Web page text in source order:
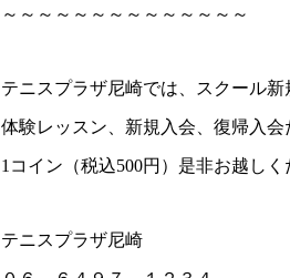
～～～～～～～～～～～～～～
テニスプラザ尼崎では、スクール新
体験レッスン、新規入会、復帰入会
1コイン（税込500円）是非お越し
テニスプラザ尼崎